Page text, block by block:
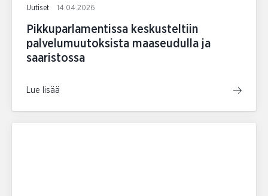
Uutiset 14.04.2026
Pikkuparlamentissa keskusteltiin
palvelumuutoksista maaseudulla ja
saaristossa
Lue lisää